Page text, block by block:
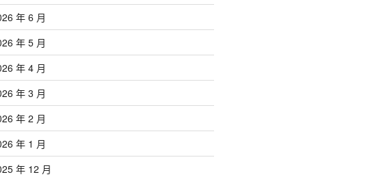
年 6 月
年 5 月
年 4 月
年 3 月
年 2 月
年 1 月
年 12 月